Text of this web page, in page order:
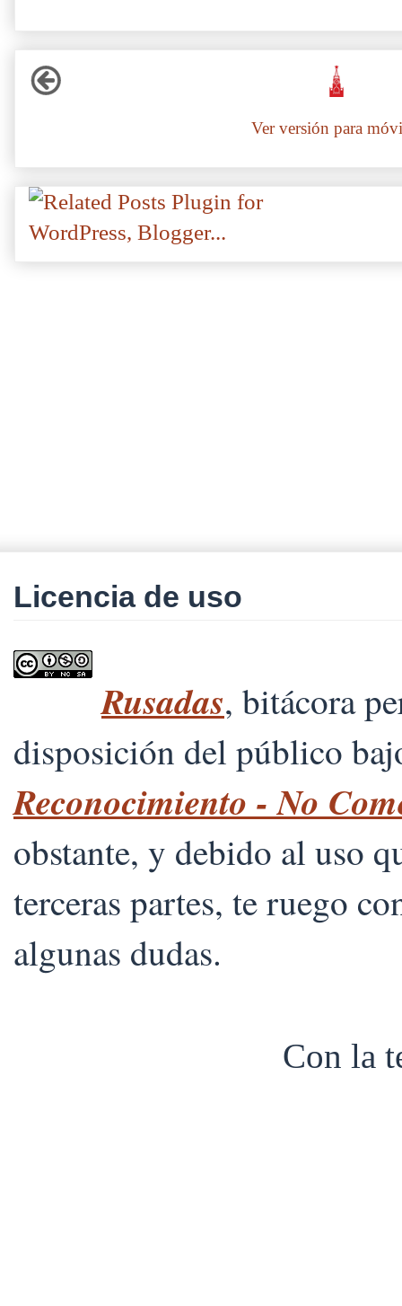
Ver versión para
Licencia de uso
Rusadas, bitácora
disposición del público
Reconocimiento - No
obstante, y debido al uso
terceras partes, te ruego
algunas dudas.
Con la